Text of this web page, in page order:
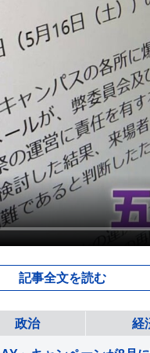
記事全文を読む
政治 経